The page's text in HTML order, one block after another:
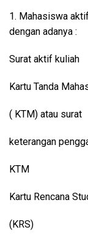
1. Mahasiswa
dengan adanya :
Surat aktif kuliah
Kartu Tanda
( KTM) atau surat
keterangan
KTM
Kartu Rencana
(KRS)